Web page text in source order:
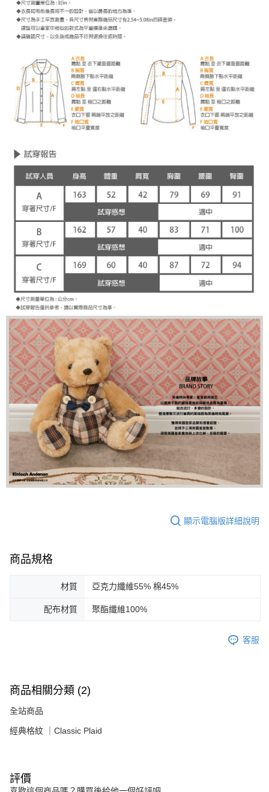
顯示電腦版詳細說明
商品規格
材質 亞克力纖維55% 棉45%
配布材質 聚酯纖維100%
客服
商品相關分類 (2)
全站商品
經典格紋 ｜Classic Plaid
評價